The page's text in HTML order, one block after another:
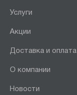
Услуги
Акции
Доставка и оплата
О компании
Новости